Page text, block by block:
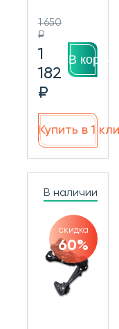
1 650
₽
1
182
₽
В
Купить в 1
В наличии
скидка
60%